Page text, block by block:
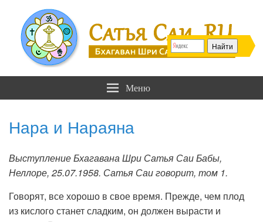
Сатья Саи .RU Меню
Нара и Нараяна
Выступление Бхагавана Шри Сатья Саи Бабы,
Неллоре, 25.07.1958. Сатья Саи говорит, том 1.
Говорят, все хорошо в свое время. Прежде, чем плод
из кислого станет сладким, он должен вырасти и